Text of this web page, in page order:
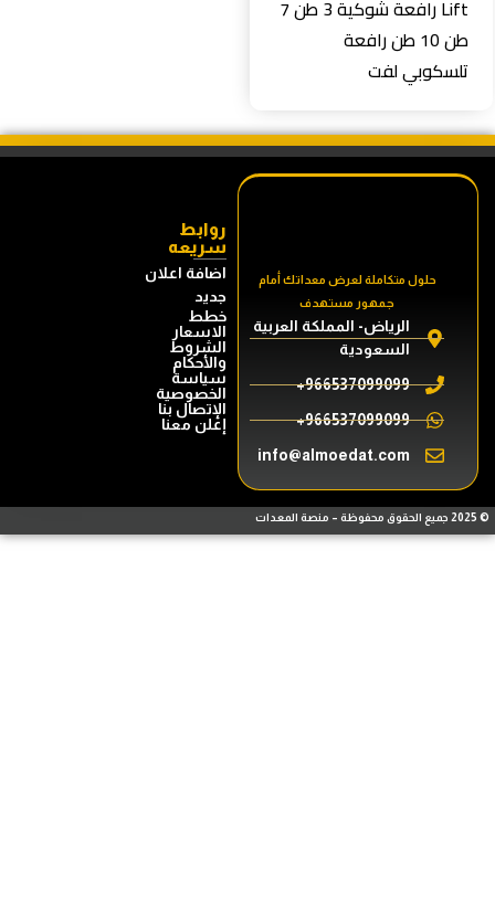
Lift رافعة شوكية 3 طن 7
طن 10 طن رافعة
تلسكوبي لفت
حلول متكاملة لعرض معداتك أمام
جمهور مستهدف
الرياض- المملكة العربية
السعودية
966537099099+
966537099099+
info@almoedat.com
روابط
سريعه
اضافة اعلان
جديد
خطط
الاسعار
الشروط
والأحكام
سياسة
الخصوصية
الإتصال بنا
إعلن معنا